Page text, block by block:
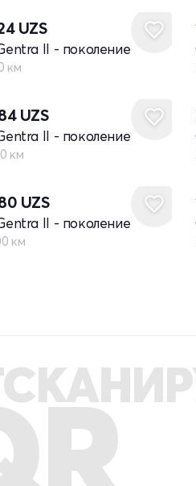
UZS
II - поколение
км
UZS
II - поколение
км
UZS
II - поколение
км